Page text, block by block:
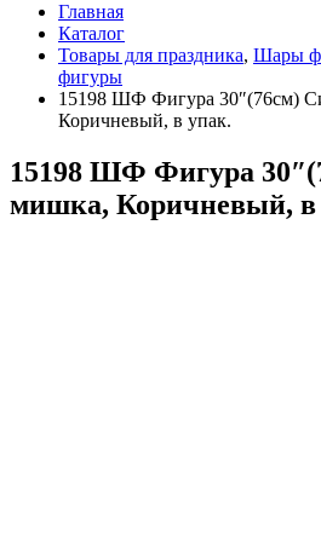
Главная
Каталог
Товары для праздника, Шары
фигуры
15198 ШФ Фигура 30″(76см)
Коричневый, в упак.
15198 ШФ Фигура
мишка, Коричневый, в